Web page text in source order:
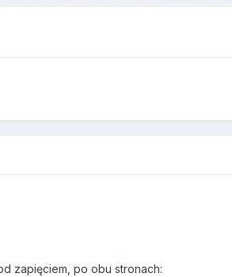
zapięciem, po obu stronach: